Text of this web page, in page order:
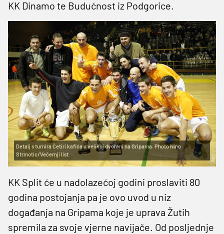
KK Dinamo te Budućnost iz Podgorice.
Detalj s turnira Četiri kafića u velikoj dvorani na Gripama. Photo Nino
Strmotic/Večernji list
KK Split će u nadolazećoj godini proslaviti 80
godina postojanja pa je ovo uvod u niz
događanja na Gripama koje je uprava Žutih
spremila za svoje vjerne navijače. Od posljednje